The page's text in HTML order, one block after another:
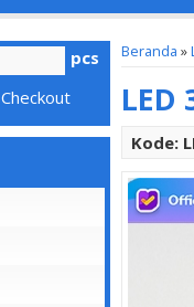
Beranda »
LED
Kode:
pcs
Checkout